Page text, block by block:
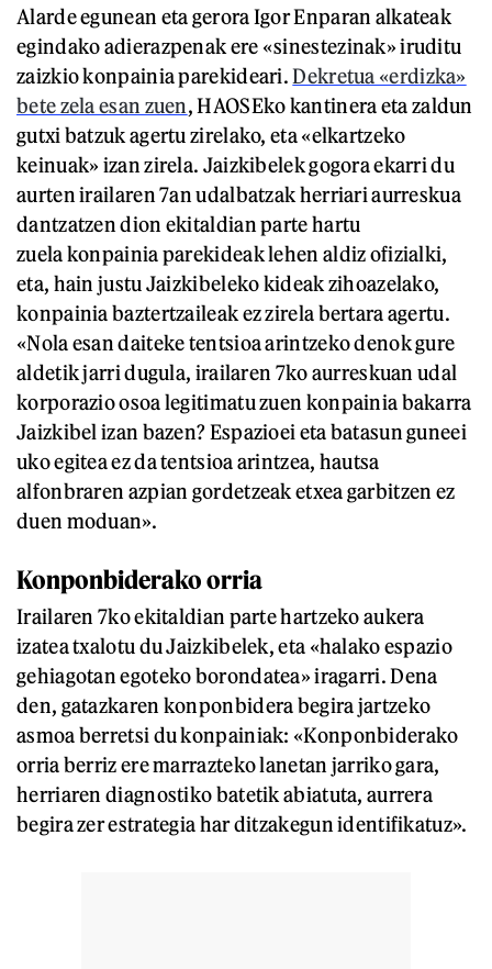
Alarde egunean eta gerora Igor Enparan alkateak
egindako adierazpenak ere «sinestezinak» iruditu
zaizkio konpainia parekideari.Dekretua «erdizka»
bete zela esan zuen, HAOSEko kantinera eta zaldun
gutxi batzuk agertu zirelako, eta «elkartzeko
keinuak» izan zirela. Jaizkibelek gogora ekarri du
aurten irailaren 7an udalbatzak herriari aurreskua
dantzatzen dion ekitaldian parte hartu
zuela konpainia parekideak lehen aldiz ofizialki,
eta, hain justu Jaizkibeleko kideak zihoazelako,
konpainia baztertzaileak ez zirela bertara agertu.
«Nola esan daiteke tentsioa arintzeko denok gure
aldetik jarri dugula, irailaren 7ko aurreskuan udal
korporazio osoa legitimatu zuen konpainia bakarra
Jaizkibel izan bazen? Espazioei eta batasun guneei
uko egitea ez da tentsioa arintzea, hautsa
alfonbraren azpian gordetzeak etxea garbitzen ez
duen moduan».
Konponbiderako orria
Irailaren 7ko ekitaldian parte hartzeko aukera
izatea txalotu du Jaizkibelek, eta «halako espazio
gehiagotan egoteko borondatea» iragarri. Dena
den, gatazkaren konponbidera begira jartzeko
asmoa berretsi du konpainiak: «Konponbiderako
orria berriz ere marrazteko lanetan jarriko gara,
herriaren diagnostiko batetik abiatuta, aurrera
begira zer estrategia har ditzakegun identifikatuz».